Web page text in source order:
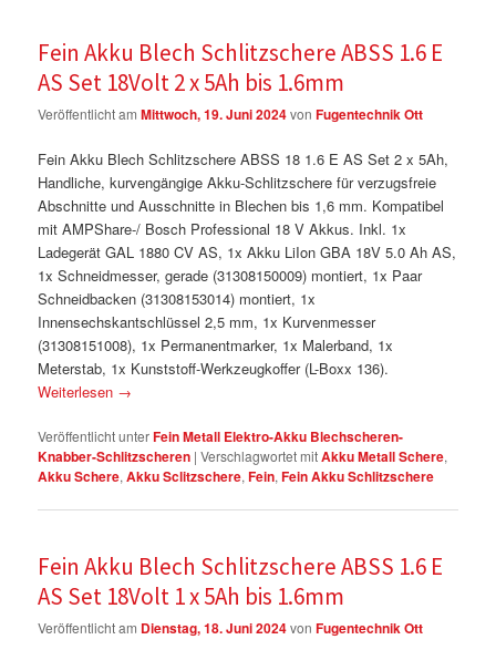
Fein Akku Blech Schlitzschere ABSS 1.6 E
AS Set 18Volt 2 x 5Ah bis 1.6mm
Veröffentlicht amMittwoch, 19. Juni 2024vonFugentechnik Ott
Fein Akku Blech Schlitzschere ABSS 18 1.6 E AS Set 2 x 5Ah,
Handliche, kurvengängige Akku-Schlitzschere für verzugsfreie
Abschnitte und Ausschnitte in Blechen bis 1,6 mm. Kompatibel
mit AMPShare-/ Bosch Professional 18 V Akkus. Inkl. 1x
Ladegerät GAL 1880 CV AS, 1x Akku LiIon GBA 18V 5.0 Ah AS,
1x Schneidmesser, gerade (31308150009) montiert, 1x Paar
Schneidbacken (31308153014) montiert, 1x
Innensechskantschlüssel 2,5 mm, 1x Kurvenmesser
(31308151008), 1x Permanentmarker, 1x Malerband, 1x
Meterstab, 1x Kunststoff-Werkzeugkoffer (L-Boxx 136).
Weiterlesen →
Veröffentlicht unterFein Metall Elektro-Akku Blechscheren-
Knabber-Schlitzscheren |Verschlagwortet mitAkku Metall Schere,
Akku Schere,Akku Sclitzschere,Fein,Fein Akku Schlitzschere
Fein Akku Blech Schlitzschere ABSS 1.6 E
AS Set 18Volt 1 x 5Ah bis 1.6mm
Veröffentlicht am Dienstag, 18. Juni 2024vonFugentechnik Ott